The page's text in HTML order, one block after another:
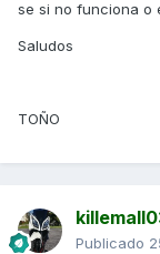
se si no funciona o
Saludos
TOÑO
Publicado